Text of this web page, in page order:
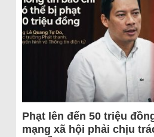
Phạt lên đến 50 triệu
mạng xã hội phải chịu